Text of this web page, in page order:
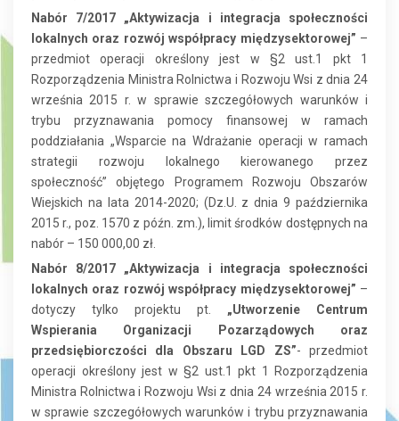
Nabór 7/2017 „Aktywizacja i integracja społeczności
lokalnych oraz rozwój współpracy międzysektorowej” –
przedmiot operacji określony jest w §2 ust.1 pkt 1
Rozporządzenia Ministra Rolnictwa i Rozwoju Wsi z dnia 24
września 2015 r. w sprawie szczegółowych warunków i
trybu przyznawania pomocy finansowej w ramach
poddziałania „Wsparcie na Wdrażanie operacji w ramach
strategii rozwoju lokalnego kierowanego przez
społeczność” objętego Programem Rozwoju Obszarów
Wiejskich na lata 2014-2020; (Dz.U. z dnia 9 października
2015 r., poz. 1570 z późn. zm.), limit środków dostępnych na
nabór – 150 000,00 zł.
Nabór 8/2017 „Aktywizacja i integracja społeczności
lokalnych oraz rozwój współpracy międzysektorowej” –
dotyczy tylko projektu pt. „Utworzenie Centrum
Wspierania Organizacji Pozarządowych oraz
przedsiębiorczości dla Obszaru LGD ZS”- przedmiot
operacji określony jest w §2 ust.1 pkt 1 Rozporządzenia
Ministra Rolnictwa i Rozwoju Wsi z dnia 24 września 2015 r.
w sprawie szczegółowych warunków i trybu przyznawania